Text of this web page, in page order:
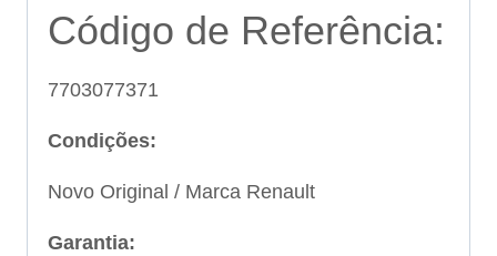
Código de Referência:
7703077371
Condições:
Novo Original / Marca Renault
Garantia: